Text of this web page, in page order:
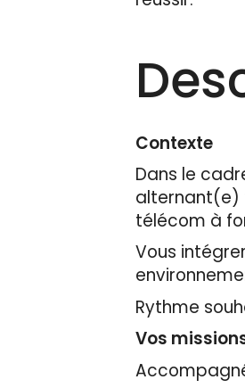
Contexte
Dans le
alternant(e)
télécom à
Vous
Rythme
Vos